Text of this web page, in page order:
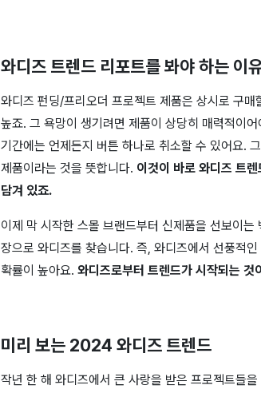
와디즈 트렌드 리포트를 봐야 하는 이
와디즈 펀딩/프리오더 프로젝트 제품은 상시로 구
높죠. 그 욕망이 생기려면 제품이 상당히 매력적이어
기간에는 언제든지 버튼 하나로 취소할 수 있어요.
제품이라는 것을 뜻합니다. 이것이 바로 와디즈 트
담겨 있죠.
이제 막 시작한 스몰 브랜드부터 신제품을 선보이
장으로 와디즈를 찾습니다. 즉, 와디즈에서 선풍적
확률이 높아요. 와디즈로부터 트렌드가 시작되는 것
미리 보는 2024 와디즈 트렌드
작년 한 해 와디즈에서 큰 사랑을 받은 프로젝트들